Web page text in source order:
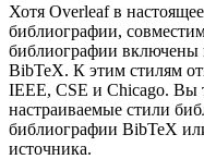
Хотя Overleaf в
библиографии,
библиографии включены
BibTeX. К этим стилям
IEEE, CSE и Chicago. Вы
настраиваемые стили
библиографии BibTeX
источника.